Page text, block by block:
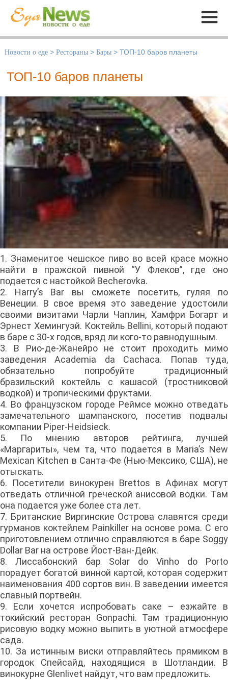
Меню
Новости о еде > Рестораны > Бары > ТОП-10 баров планеты
ТОП-10 баров планеты
1. Знаменитое чешское пиво во всей красе можно
найти в пражской пивной “У Флеков”, где оно
подается с настойкой Becherovka.
2. Harry’s Bar вы сможете посетить, гуляя по
Венеции. В свое время это заведение удостоили
своими визитами Чарли Чаплин, Хамфри Богарт и
Эрнест Хемингуэй. Коктейль Bellini, который подают
в баре с 30-х годов, вряд ли кого-то равнодушным.
3. В Рио-де-Жанейро не стоит проходить мимо
заведения Academia da Cachaca. Попав туда,
обязательно попробуйте традиционный
бразильский коктейль с кашасой (тростниковой
водкой) и тропическими фруктами.
4. Во французском городе Реймсе можно отведать
замечательного шампанского, посетив подвалы
компании Piper-Heidsieck.
5. По мнению авторов рейтинга, лучшей
«Маргариты», чем та, что подается в Maria’s New
Mexican Kitchen в Санта-Фе (Нью-Мексико, США), не
отыскать.
6. Посетители винокурен Brettos в Афинах могут
отведать отличной греческой анисовой водки. Там
она подается уже более ста лет.
7. Британские Виргинские Острова славятся среди
гурманов коктейлем Painkiller на основе рома. С его
приготовлением отлично справляются в баре Soggy
Dollar Bar на острове Йост-Ван-Дейк.
8. Лиссабонский бар Solar do Vinho do Porto
порадует богатой винной картой, которая содержит
наименования 400 сортов вин. В заведении имеется
славный портвейн.
9. Если хочется испробовать саке – езжайте в
токийский ресторан Gonpachi. Там традиционную
рисовую водку можно выпить в уютной атмосфере
сада.
10. За истинным виски отправляйтесь прямиком в
городок Спейсайд, находящися в Шотландии. В
винокурне Glenlivet найдут, что вам предложить.